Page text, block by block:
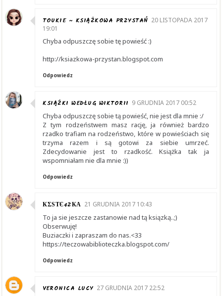
TOUKIE ~ KSIĄŻKOWA PRZYSTAŃ 20 LISTOPADA 2017
19:01
Chyba odpuszczę sobie tę powieść :)
http://ksiazkowa-przystan.blogspot.com
Odpowiedz
KSIĄŻKI WEDŁUG WIKTORII 9 GRUDNIA 2017 00:52
Chyba odpuszczę sobie tą powieść, nie jest dla mnie :/
Z tym rodzeństwem masz rację, ja również bardzo
rzadko trafiam na rodzeństwo, które w powieściach się
trzyma razem i są gotowi za siebie umrzeć.
Zdecydowanie jest to rzadkość. Książka tak ja
wspomniałam nie dla mnie :))
Odpowiedz
КΣЅТЄ¢ZКΑ 21 GRUDNIA 2017 10:43
To ja sie jeszcze zastanowie nad tą ksiązką..;)
Obserwuję!
Buziaczki i zapraszam do nas.<33
https://teczowabiblioteczka.blogspot.com/
Odpowiedz
VERONICA LUCY 27 GRUDNIA 2017 22:52